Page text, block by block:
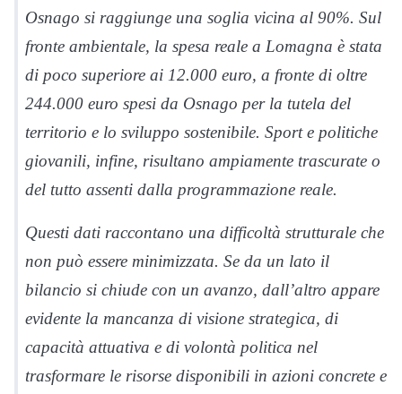
Osnago si raggiunge una soglia vicina al 90%. Sul
fronte ambientale, la spesa reale a Lomagna è stata
di poco superiore ai 12.000 euro, a fronte di oltre
244.000 euro spesi da Osnago per la tutela del
territorio e lo sviluppo sostenibile. Sport e politiche
giovanili, infine, risultano ampiamente trascurate o
del tutto assenti dalla programmazione reale.
Questi dati raccontano una difficoltà strutturale che
non può essere minimizzata. Se da un lato il
bilancio si chiude con un avanzo, dall’altro appare
evidente la mancanza di visione strategica, di
capacità attuativa e di volontà politica nel
trasformare le risorse disponibili in azioni concrete e